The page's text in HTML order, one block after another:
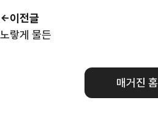
이전글
노랗게 물든
매거진 홈